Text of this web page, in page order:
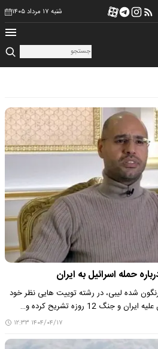
شنبه ۱۷ مرداد ۱۴۰۵
حمله اسرائیل به ایران
شده لیبی، در رشته توییت هایی نظر خود
12 روزه تشریح کرده و…
۱۴۰۴/۰۴/۱۷ ۱۲:۳۳